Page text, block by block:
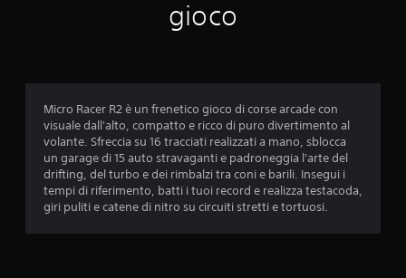
i
o
n
i
gioco
Micro Racer R2 è un frenetico gioco di corse arcade con
visuale dall'alto, compatto e ricco di puro divertimento al
volante. Sfreccia su 16 tracciati realizzati a mano, sblocca
un garage di 15 auto stravaganti e padroneggia l'arte del
drifting, del turbo e dei rimbalzi tra coni e barili. Insegui i
tempi di riferimento, batti i tuoi record e realizza testacoda,
giri puliti e catene di nitro su circuiti stretti e tortuosi.